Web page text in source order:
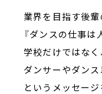
業界を目指す後
『ダンスの仕事は
学校だけではな
ダンサーやダン
というメッセージ